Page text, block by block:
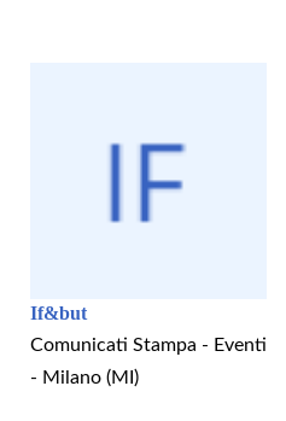
If&but
Comunicati Stampa - Eventi
- Milano (MI)